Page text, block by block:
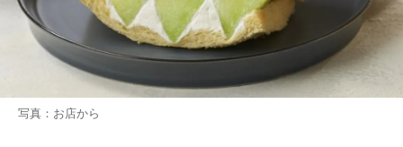
写真：お店から